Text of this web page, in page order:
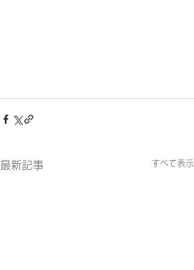
最新記事 すべて表示